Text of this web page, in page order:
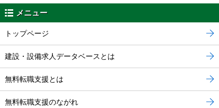
メニュー
トップページ
建設・設備求人データベースとは
無料転職支援とは
無料転職支援のながれ